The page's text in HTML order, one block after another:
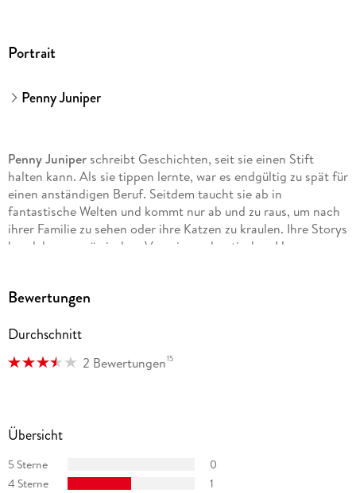
Portrait
Penny Juniper
Penny Juniperschreibt Geschichten, seit sie einen Stift
halten kann. Als sie tippen lernte, war es endgültig zu spät für
einen anständigen Beruf. Seitdem taucht sie ab in
fantastische Welten und kommt nur ab und zu raus, um nach
ihrer Familie zu sehen oder ihre Katzen zu kraulen. Ihre Storys
handeln von mürrischen Vampiren, chaotischen Hexen,
Dabei fliegen nicht nur magische Funken, es wird auch heiß.
Bewertungen
Durchschnitt
2 Bewertungen15
Übersicht
5 Sterne
0
4 Sterne
1